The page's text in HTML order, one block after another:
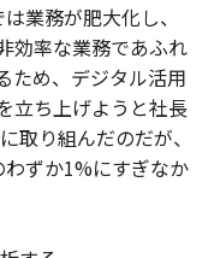
業務が肥大化し、
効率な業務であふれ
ため、デジタル活用
立ち上げようと社長
取り組んだのだが、
ずか1%にすぎなか